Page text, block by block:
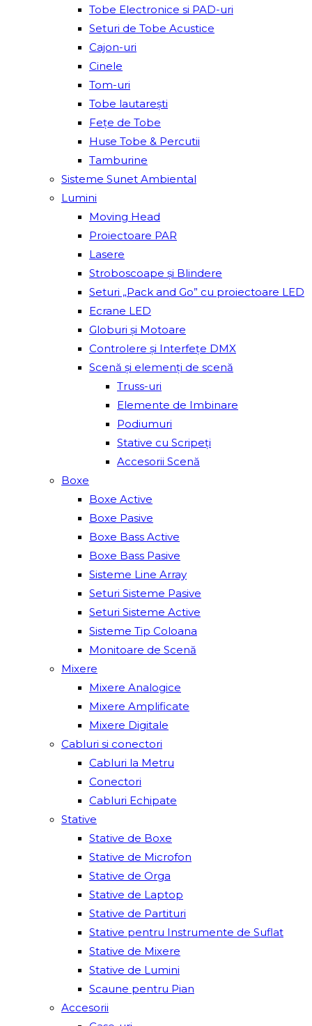
Tobe Electronice si PAD-uri
Seturi de Tobe Acustice
Cajon-uri
Cinele
Tom-uri
Tobe lautareşti
Fețe de Tobe
Huse Tobe & Percutii
Tamburine
Sisteme Sunet Ambiental
Lumini
Moving Head
Proiectoare PAR
Lasere
Stroboscoape și Blindere
Seturi „Pack and Go” cu proiectoare LED
Ecrane LED
Globuri și Motoare
Controlere și Interfețe DMX
Scenă și elemenți de scenă
Truss-uri
Elemente de Imbinare
Podiumuri
Stative cu Scripeți
Accesorii Scenă
Boxe
Boxe Active
Boxe Pasive
Boxe Bass Active
Boxe Bass Pasive
Sisteme Line Array
Seturi Sisteme Pasive
Seturi Sisteme Active
Sisteme Tip Coloana
Monitoare de Scenă
Mixere
Mixere Analogice
Mixere Amplificate
Mixere Digitale
Cabluri si conectori
Cabluri la Metru
Conectori
Cabluri Echipate
Stative
Stative de Boxe
Stative de Microfon
Stative de Orga
Stative de Laptop
Stative de Partituri
Stative pentru Instrumente de Suflat
Stative de Mixere
Stative de Lumini
Scaune pentru Pian
Accesorii